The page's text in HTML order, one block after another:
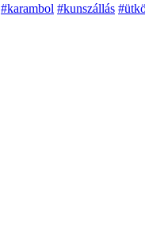
#karambol #kunszállás